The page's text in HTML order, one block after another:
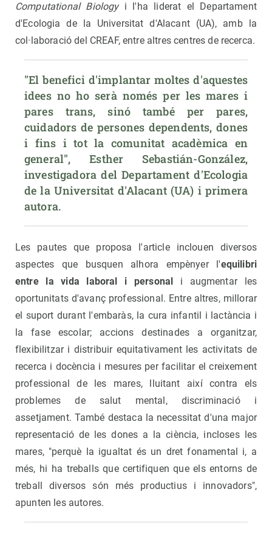
Computational Biologyi l'ha liderat el Departament
d'Ecologia de la Universitat d'Alacant (UA), amb la
col·laboració del CREAF, entre altres centres de recerca.
"El benefici d'implantar moltes d'aquestes
idees no ho serà només per les mares i
pares trans, sinó també per pares,
cuidadors de persones dependents, dones
i fins i tot la comunitat acadèmica en
general", Esther Sebastián-González,
investigadora del Departament d'Ecologia
de la Universitat d'Alacant (UA) i primera
autora.
Les pautes que proposa l'article inclouen diversos
aspectes que busquen alhora empènyer l'equilibri
entre la vida laboral i personal
i augmentar les
oportunitats d'avanç professional. Entre altres, millorar
el suport durant l'embaràs, la cura infantil i lactància i
la fase escolar; accions destinades a organitzar,
flexibilitzar i distribuir equitativament les activitats de
recerca i docència i mesures per facilitar el creixement
professional de les mares, lluitant així contra els
problemes de salut mental, discriminació i
assetjament. També destaca la necessitat d'una major
representació de les dones a la ciència, incloses les
mares, "perquè la igualtat és un dret fonamental i, a
més, hi ha treballs que certifiquen que els entorns de
treball diversos són més productius i innovadors",
apunten les autores.